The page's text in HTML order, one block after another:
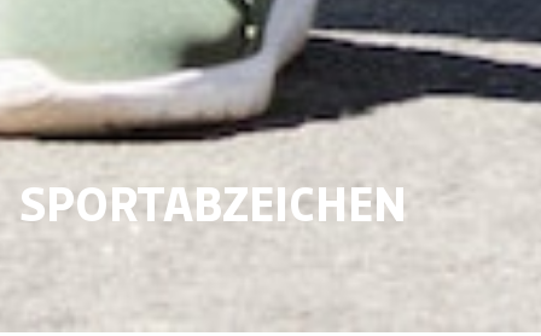
SPORTABZEICHEN